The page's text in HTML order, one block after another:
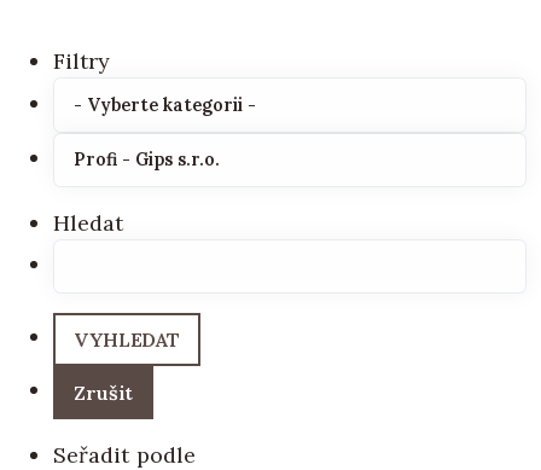
Filtry
Hledat
Seřadit podle